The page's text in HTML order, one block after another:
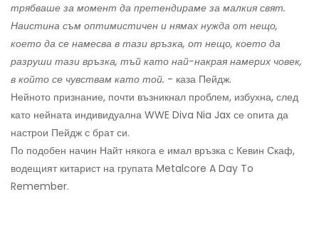
трябваше за момент да претендираме за малкия свят.
Наистина съм оптимистичен и нямах нужда от нещо,
което да се намесва в тази връзка, от нещо, което да
разруши тази връзка, тъй като най-накрая намерих човек,
в който се чувствам като той. - каза Пейдж.
Нейното признание, почти възникнал проблем, избухна, след
като нейната индивидуална WWE Diva Nia Jax се опита да
настрои Пейдж с брат си.
По подобен начин Найт някога е имал връзка с Кевин Скаф,
водещият китарист на групата Metalcore A Day To
Remember.